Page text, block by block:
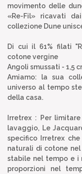
movimento delle
«Re-Fil» ricavati
collezione Dune
Di cui il 61% filati
cotone vergine
Angoli smussati - 1,5
Amiamo: la sua
universo al tempo
della casa.
Irretrex : Per
lavaggio, Le
specifico Irretrex
naturali di cotone
stabile nel tempo e i
proporzioni nel